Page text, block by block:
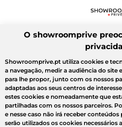
O showroomprive
Showroomprive.pt utiliza cookies e
a navegação, medir a audiência do site
para lhe propor, junto com os nossos
adaptadas aos seus centros de
estes cookies e nomeadamente que
partilhadas com os nossos parceiros.
e nesse caso não irá receber
serão utilizados os cookies